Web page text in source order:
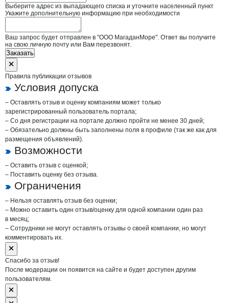
Выберите адрес из выпадающего списка и уточните населенный пункт
Укажите дополнительную информацию при необходимости
Ваш запрос будет отправлен в "ООО МагаданМоре". Ответ вы получите
на свою личную почту или Вам перезвонят.
Заказать
Правила публикации отзывов
Условия допуска
– Оставлять отзыв и оценку компаниям может только
зарегистрированный пользователь портала;
– Со дня регистрации на портале должно пройти не менее 30 дней;
– Обязательно должны быть заполнены поля в профиле (так же как для
размещения объявлений).
Возможности
– Оставить отзыв с оценкой;
– Поставить оценку без отзыва.
Ограничения
– Нельзя оставлять отзыв без оценки;
– Можно оставить один отзыв/оценку для одной компании один раз
в месяц;
– Сотрудники не могут оставлять отзывы о своей компании, но могут
комментировать их.
Спасибо за отзыв!
После модерации он появится на сайте и будет доступен другим
пользователям.